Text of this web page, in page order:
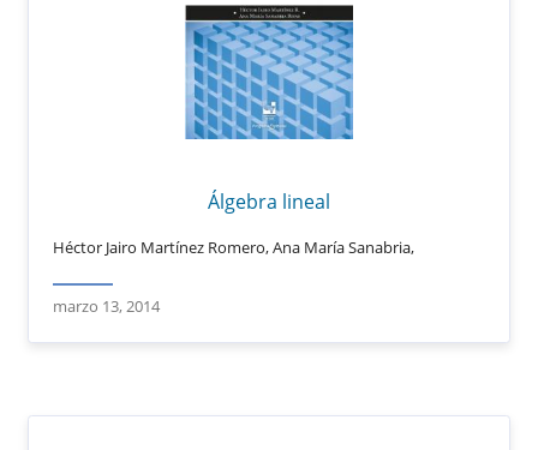
Álgebra lineal
Héctor Jairo Martínez Romero, Ana María Sanabria,
marzo 13, 2014